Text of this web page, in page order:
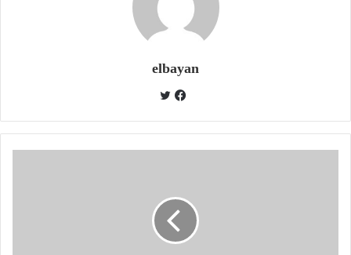
elbayan
ي
س
ك
ي
ت